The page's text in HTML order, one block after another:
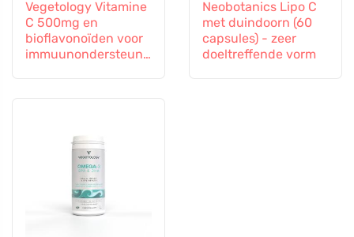
Vegetology Vitamine
C 500mg en
bioflavonoïden voor
immuunondersteuni
Neobotanics Lipo C
met duindoorn (60
capsules) - zeer
doeltreffende vorm